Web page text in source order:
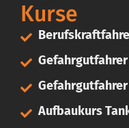
Kurse
Aufbaukurs